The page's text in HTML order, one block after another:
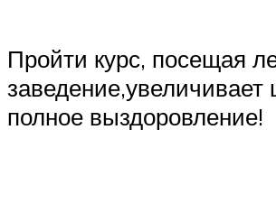
Пройти курс, посещая
полное выздоровление!